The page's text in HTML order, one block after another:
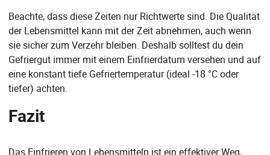
Beachte, dass diese Zeiten nur Richtwerte sind. Die Qualität
der Lebensmittel kann mit der Zeit abnehmen, auch wenn
sie sicher zum Verzehr bleiben. Deshalb solltest du dein
Gefriergut immer mit einem Einfrierdatum versehen und auf
eine konstant tiefe Gefriertemperatur (ideal -18 °C oder
tiefer) achten.
Fazit
Das Einfrieren von Lebensmitteln ist ein effektiver Weg,